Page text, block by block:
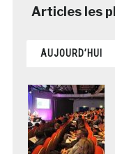
AUJOURD’HUI